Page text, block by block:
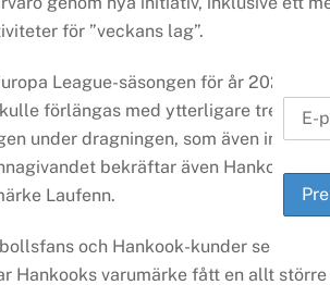
för ”veckans lag”.
League-säsongen för år
förlängas med ytterligare tre år.
under dragningen, som även
bekräftar även Hankooks
Laufenn.
och Hankook-kunder se 64
Hankooks varumärke fått en allt